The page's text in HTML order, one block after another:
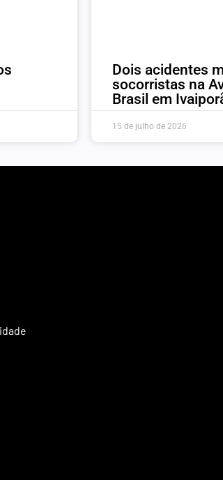
Dois acidentes
socorristas na
Brasil em
15 de julho de 2026